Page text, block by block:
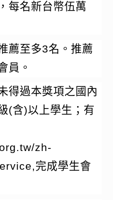
每名新台幣伍萬
薦至多3名。推薦
員。
得過本獎項之國內
(含)以上學生；有
zh-
完成學生會